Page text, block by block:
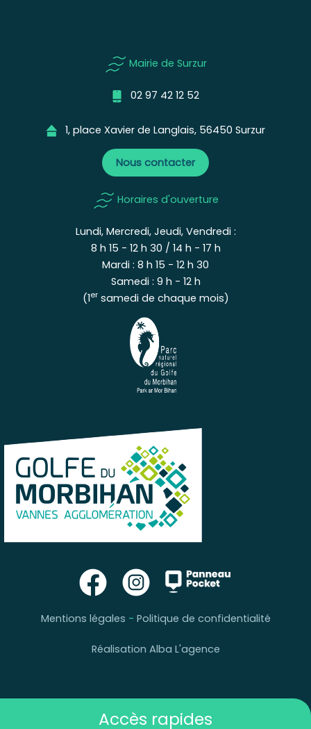
Mairie de Surzur
02 97 42 12 52
1, place Xavier de Langlais, 56450 Surzur
Nous contacter
Horaires d'ouverture
Lundi, Mercredi, Jeudi, Vendredi :
8 h 15 - 12 h 30 / 14 h - 17 h
Mardi : 8 h 15 - 12 h 30
Samedi : 9 h - 12 h
(1ersamedi de chaque mois)
Mentions légales - Politique de confidentialité
Réalisation Alba L'agence
Accès rapides